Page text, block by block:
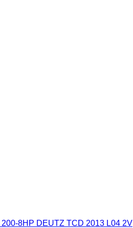
8HP DEUTZ TCD 2013 L04 2V